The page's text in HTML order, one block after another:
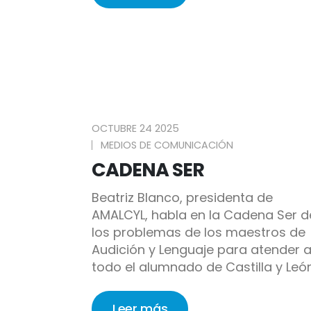
OCTUBRE 24 2025
MEDIOS DE COMUNICACIÓN
CADENA SER
Beatriz Blanco, presidenta de
AMALCYL, habla en la Cadena Ser
los problemas de los maestros de
Audición y Lenguaje para atender a
todo el alumnado de Castilla y